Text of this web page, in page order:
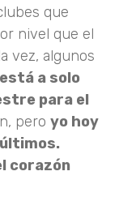
que
nivel que el
vez, algunos
a solo
para el
pero yo hoy
corazón